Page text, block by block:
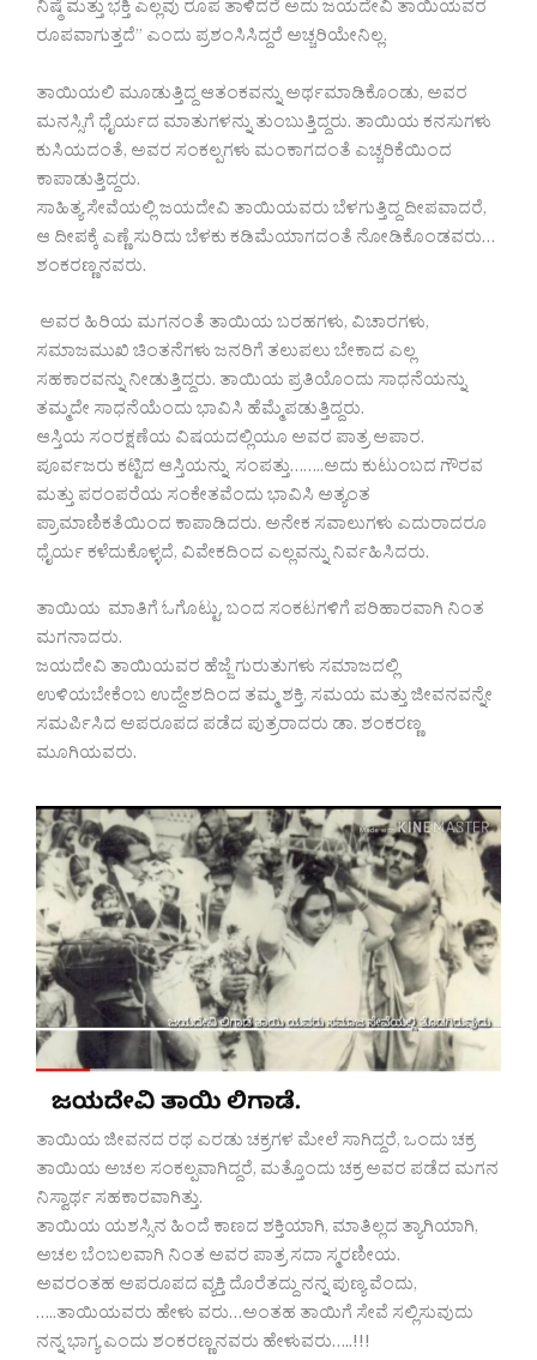
ನಿಷ್ಠೆ ಮತ್ತು ಭಕ್ತಿ ಎಲ್ಲವು ರೂಪ ತಾಳಿದರೆ ಅದು ಜಯದೇವಿ ತಾಯಿಯವರ
ರೂಪವಾಗುತ್ತದೆ” ಎಂದು ಪ್ರಶಂಸಿಸಿದ್ದರೆ ಅಚ್ಚರಿಯೇನಿಲ್ಲ.
ತಾಯಿಯಲಿ ಮೂಡುತ್ತಿದ್ದ ಆತಂಕವನ್ನು ಅರ್ಥಮಾಡಿಕೊಂಡು, ಅವರ
ಮನಸ್ಸಿಗೆ ಧೈರ್ಯದ ಮಾತುಗಳನ್ನು ತುಂಬುತ್ತಿದ್ದರು. ತಾಯಿಯ ಕನಸುಗಳು
ಕುಸಿಯದಂತೆ, ಅವರ ಸಂಕಲ್ಪಗಳು ಮಂಕಾಗದಂತೆ ಎಚ್ಚರಿಕೆಯಿಂದ
ಕಾಪಾಡುತ್ತಿದ್ದರು.
ಸಾಹಿತ್ಯ ಸೇವೆಯಲ್ಲಿ ಜಯದೇವಿ ತಾಯಿಯವರು ಬೆಳಗುತ್ತಿದ್ದ ದೀಪವಾದರೆ,
ಆ ದೀಪಕ್ಕೆ ಎಣ್ಣೆ ಸುರಿದು ಬೆಳಕು ಕಡಿಮೆಯಾಗದಂತೆ ನೋಡಿಕೊಂಡವರು…
ಶಂಕರಣ್ಣನವರು.
ಅವರ ಹಿರಿಯ ಮಗನಂತೆ ತಾಯಿಯ ಬರಹಗಳು, ವಿಚಾರಗಳು,
ಸಮಾಜಮುಖಿ ಚಿಂತನೆಗಳು ಜನರಿಗೆ ತಲುಪಲು ಬೇಕಾದ ಎಲ್ಲ
ಸಹಕಾರವನ್ನು ನೀಡುತ್ತಿದ್ದರು. ತಾಯಿಯ ಪ್ರತಿಯೊಂದು ಸಾಧನೆಯನ್ನು
ತಮ್ಮದೇ ಸಾಧನೆಯೆಂದು ಭಾವಿಸಿ ಹೆಮ್ಮೆಪಡುತ್ತಿದ್ದರು.
ಆಸ್ತಿಯ ಸಂರಕ್ಷಣೆಯ ವಿಷಯದಲ್ಲಿಯೂ ಅವರ ಪಾತ್ರ ಅಪಾರ.
ಪೂರ್ವಜರು ಕಟ್ಟಿದ ಆಸ್ತಿಯನ್ನು ಸಂಪತ್ತು……..ಅದು ಕುಟುಂಬದ ಗೌರವ
ಮತ್ತು ಪರಂಪರೆಯ ಸಂಕೇತವೆಂದು ಭಾವಿಸಿ ಅತ್ಯಂತ
ಪ್ರಾಮಾಣಿಕತೆಯಿಂದ ಕಾಪಾಡಿದರು. ಅನೇಕ ಸವಾಲುಗಳು ಎದುರಾದರೂ
ಧೈರ್ಯ ಕಳೆದುಕೊಳ್ಳದೆ, ವಿವೇಕದಿಂದ ಎಲ್ಲವನ್ನು ನಿರ್ವಹಿಸಿದರು.
ತಾಯಿಯ ಮಾತಿಗೆ ಓಗೊಟ್ಟು, ಬಂದ ಸಂಕಟಗಳಿಗೆ ಪರಿಹಾರವಾಗಿ ನಿಂತ
ಮಗನಾದರು.
ಜಯದೇವಿ ತಾಯಿಯವರ ಹೆಜ್ಜೆ ಗುರುತುಗಳು ಸಮಾಜದಲ್ಲಿ
ಉಳಿಯಬೇಕೆಂಬ ಉದ್ದೇಶದಿಂದ ತಮ್ಮ ಶಕ್ತಿ, ಸಮಯ ಮತ್ತು ಜೀವನವನ್ನೇ
ಸಮರ್ಪಿಸಿದ ಅಪರೂಪದ ಪಡೆದ ಪುತ್ರರಾದರು ಡಾ. ಶಂಕರಣ್ಣ
ಮೂಗಿಯವರು.
ತಾಯಿಯ ಜೀವನದ ರಥ ಎರಡು ಚಕ್ರಗಳ ಮೇಲೆ ಸಾಗಿದ್ದರೆ, ಒಂದು ಚಕ್ರ
ತಾಯಿಯ ಅಚಲ ಸಂಕಲ್ಪವಾಗಿದ್ದರೆ, ಮತ್ತೊಂದು ಚಕ್ರ ಅವರ ಪಡೆದ ಮಗನ
ನಿಸ್ವಾರ್ಥ ಸಹಕಾರವಾಗಿತ್ತು.
ತಾಯಿಯ ಯಶಸ್ಸಿನ ಹಿಂದೆ ಕಾಣದ ಶಕ್ತಿಯಾಗಿ, ಮಾತಿಲ್ಲದ ತ್ಯಾಗಿಯಾಗಿ,
ಅಚಲ ಬೆಂಬಲವಾಗಿ ನಿಂತ ಅವರ ಪಾತ್ರ ಸದಾ ಸ್ಮರಣೀಯ.
ಅವರಂತಹ ಅಪರೂಪದ ವ್ಯಕ್ತಿ ದೊರೆತದ್ದು ನನ್ನ ಪುಣ್ಯ ವೆಂದು,
…..ತಾಯಿಯವರು ಹೇಳು ವರು…ಅಂತಹ ತಾಯಿಗೆ ಸೇವೆ ಸಲ್ಲಿಸುವುದು
ನನ್ನ ಭಾಗ್ಯ ಎಂದು ಶಂಕರಣ್ಣನವರು ಹೇಳುವರು…..!!!